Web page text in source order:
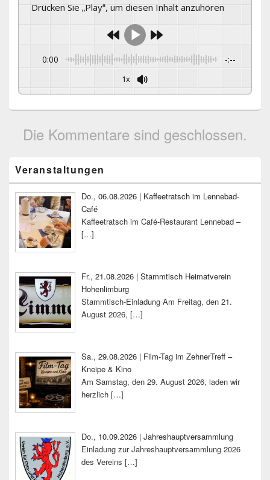
Drücken Sie „Play“, um diesen Inhalt anzuhören
0:00 -:--
1x
Die Kommentare sind geschlossen.
Seitenleisten-
Widgetbereich
Veranstaltungen
Do., 06.08.2026 | Kaffeetratsch im Lennebad-
Café
Kaffeetratsch im Café-Restaurant Lennebad –
[…]
Fr., 21.08.2026 | Stammtisch Heimatverein
Hohenlimburg
Stammtisch-Einladung Am Freitag, den 21.
August 2026, […]
Sa., 29.08.2026 | Film-Tag im ZehnerTreff –
Kneipe & Kino
Am Samstag, den 29. August 2026, laden wir
herzlich […]
Do., 10.09.2026 | Jahreshauptversammlung
Einladung zur Jahreshauptversammlung 2026
des Vereins […]